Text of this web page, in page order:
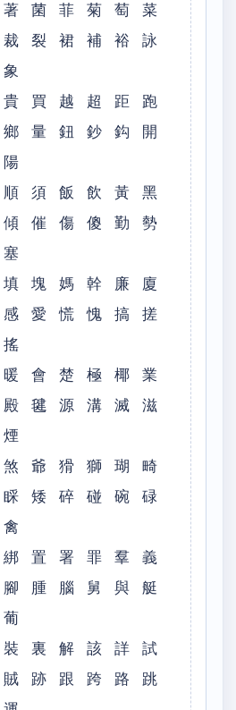
菌 菲 菊 萄 菜
裂 裙 補 裕 詠
買 越 超 距 跑
量 鈕 鈔 鈎 開
須 飯 飲 黃 黑
催 傷 傻 勤 勢
塊 媽 幹 廉 廈
愛 慌 愧 搞 搓
會 楚 極 椰 業
毽 源 溝 滅 滋
爺 猾 獅 瑚 畸
矮 碎 碰 碗 碌
置 署 罪 羣 義
腫 腦 舅 與 艇
裏 解 該 詳 試
跡 跟 跨 路 跳